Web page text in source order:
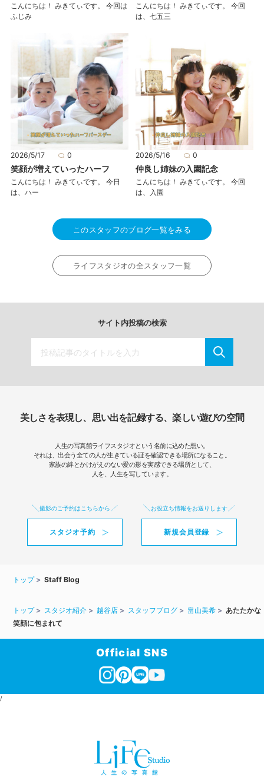
こんにちは！ みきてぃです。 今回は
ふじみ
こんにちは！ みきてぃです。 今回
は、七五三
2026/5/17 0
笑顔が増えていったハーフ
こんにちは！ みきてぃです。 今日
は、ハー
2026/5/16 0
仲良し姉妹の入園記念
こんにちは！ みきてぃです。 今回
は、入園
このスタッフのブログ一覧をみる
ライフスタジオの全スタッフ一覧
サイト内投稿の検索
美しさを表現し、思い出を記録する、楽しい遊びの空間
人生の写真館ライフスタジオという名前に込めた想い。
それは、出会う全ての人が生きている証を確認できる場所になること。
家族の絆とかけがえのない愛の形を実感できる場所として、
人を、人生を写しています。
撮影のご予約はこちらから
スタジオ予約
お役立ち情報をお送りします
新規会員登録
トップ Staff Blog
トップ スタジオ紹介 越谷店 スタッフブログ 畠山美希
あたたかな
笑顔に包まれて
Official SNS
/